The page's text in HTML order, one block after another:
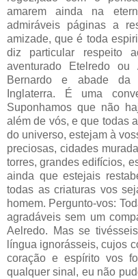
amarem ainda na
admiráveis páginas a
amizade, que é toda
diz particular respeito
aventurado Etelredo ou
Bernardo e abade da
Inglaterra. É uma
Suponhamos que não
além de vós, e que todas
do universo, estejam à
preciosas, cidades
torres, grandes edifícios,
ainda que estejais
todas as criaturas vos
homem. Pergunto-vos:
agradáveis sem um
Aelredo. Mas se
língua ignorásseis, cujos
coração e espírito vos
qualquer sinal, eu não